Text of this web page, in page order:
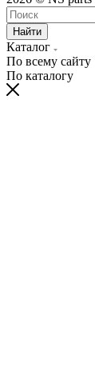
Найти
Каталог
По всему сайту
По каталогу